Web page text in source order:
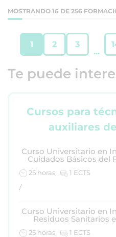
MOSTRANDO 16 DE 256
1 2 3
...
Te puede
Cursos para
auxiliares
Curso Universitario en
Cuidados Básicos del
25 horas
1 ECTS
/
Curso Universitario en
Residuos Sanitarios
25 horas 1 ECTS